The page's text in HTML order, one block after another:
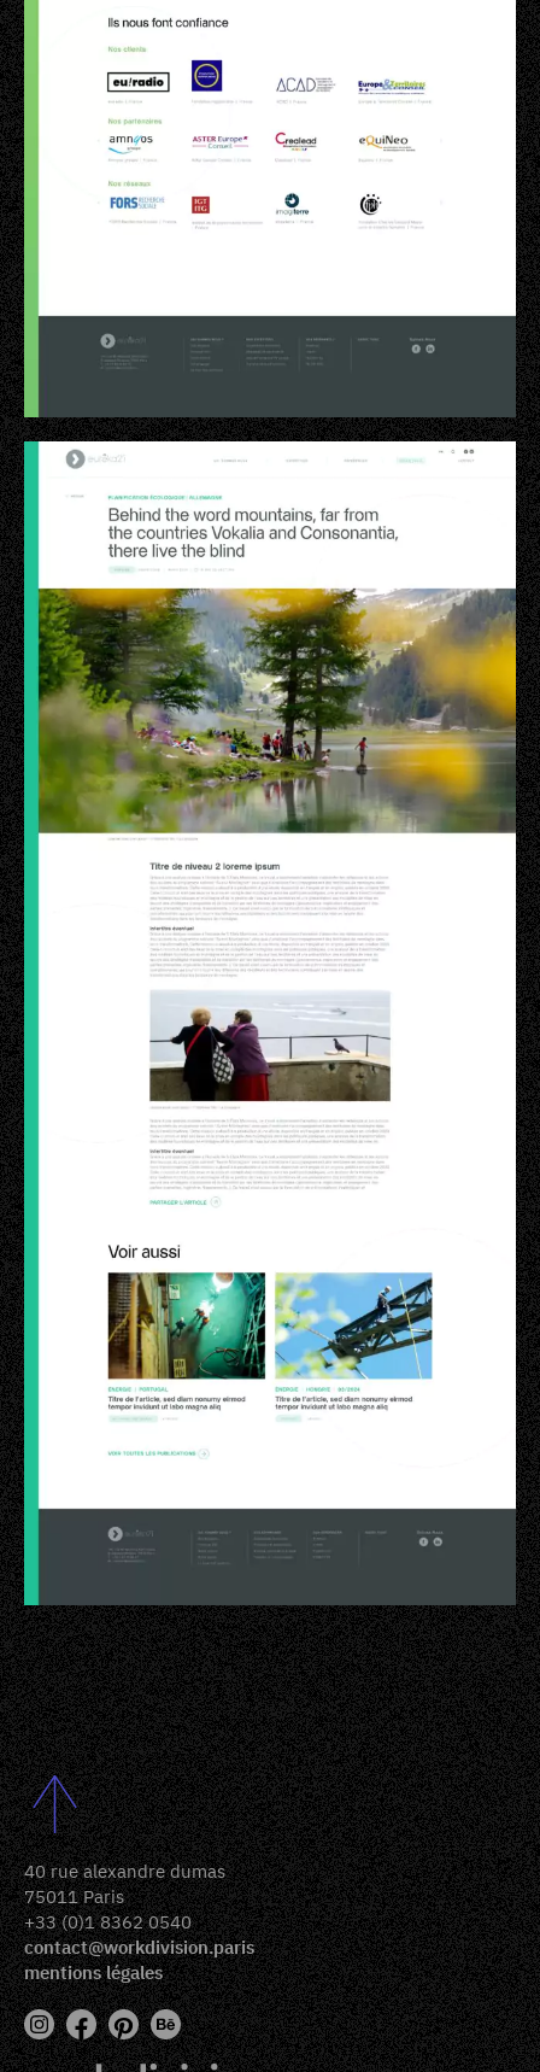
40 rue alexandre dumas
75011 Paris
+33 (0)1 8362 0540
contact@workdivision.paris
mentions légales